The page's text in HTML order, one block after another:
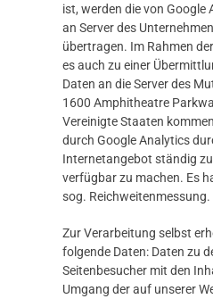
ist, werden die von
an Server des
übertragen. Im Rahmen
es auch zu einer
Daten an die Server des
1600 Amphitheatre
Vereinigte Staaten
durch Google Analytics
Internetangebot ständig
verfügbar zu machen. Es
sog. Reichweitenmessung.
Zur Verarbeitung selbst
folgende Daten: Daten zu
Seitenbesucher mit den
Umgang der auf unserer